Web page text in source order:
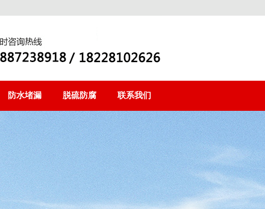
防水堵漏 脱硫防腐 联系我们